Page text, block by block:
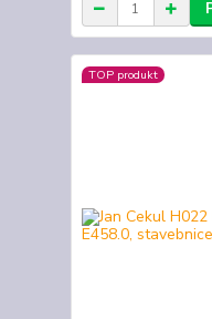
TOP produkt